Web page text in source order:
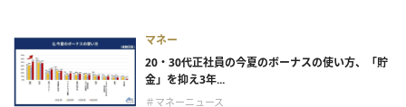
マネー
20・30代正社員の今夏のボーナスの使い方、「貯
金」を抑え3年...
＃マネーニュース